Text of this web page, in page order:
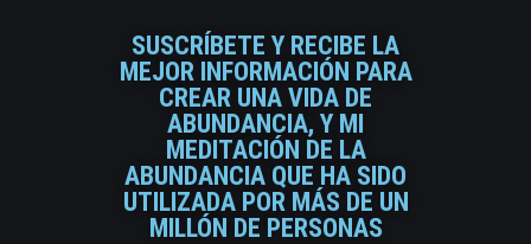
SUSCRÍBETE Y RECIBE LA
MEJOR INFORMACIÓN PARA
CREAR UNA VIDA DE
ABUNDANCIA, Y MI
MEDITACIÓN DE LA
ABUNDANCIA QUE HA SIDO
UTILIZADA POR MÁS DE UN
MILLÓN DE PERSONAS